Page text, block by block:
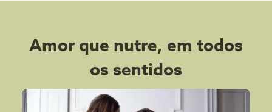
Amor que nutre, em todos
os sentidos